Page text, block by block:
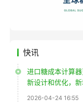
快讯
进口糖成本计算
新设计和优化，
2026-04-24 16:55